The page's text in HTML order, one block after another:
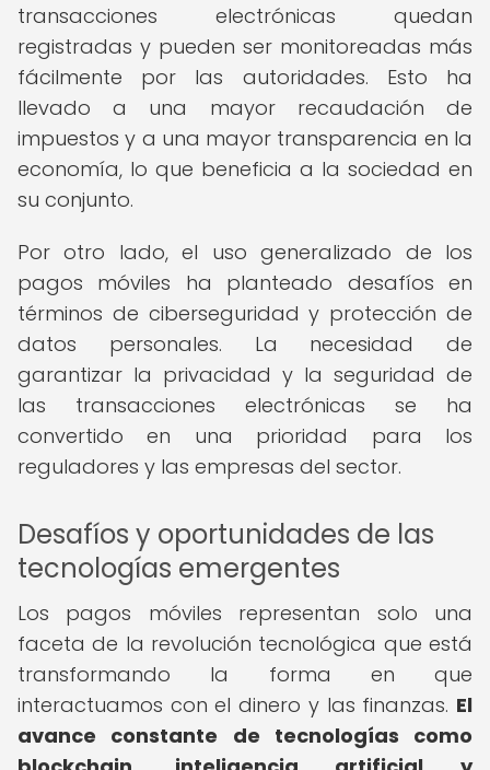
transacciones electrónicas quedan
registradas y pueden ser monitoreadas más
fácilmente por las autoridades. Esto ha
llevado a una mayor recaudación de
impuestos y a una mayor transparencia en la
economía, lo que beneficia a la sociedad en
su conjunto.
Por otro lado, el uso generalizado de los
pagos móviles ha planteado desafíos en
términos de ciberseguridad y protección de
datos personales. La necesidad de
garantizar la privacidad y la seguridad de
las transacciones electrónicas se ha
convertido en una prioridad para los
reguladores y las empresas del sector.
Desafíos y oportunidades de las
tecnologías emergentes
Los pagos móviles representan solo una
faceta de la revolución tecnológica que está
transformando la forma en que
interactuamos con el dinero y las finanzas. El
avance constante de tecnologías como